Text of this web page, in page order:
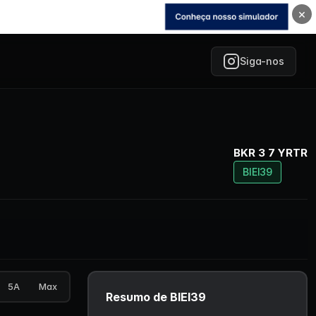
×
Siga-nos
BKR 3 7 YRTR
BIEI39
5A Max
Resumo de BIEI39